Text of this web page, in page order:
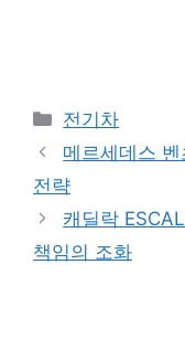
Categories
전기차
메르세데스
전략
캐딜락
책임의 조화